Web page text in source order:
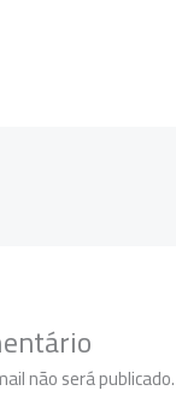
não será publicado.